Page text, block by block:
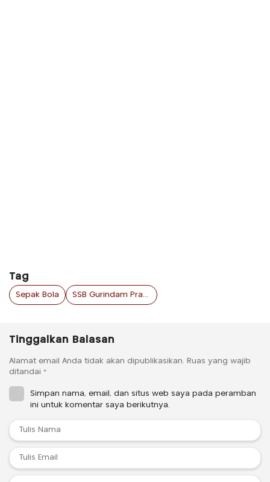
Tag
Sepak Bola SSB Gurindam Pratama
Tinggalkan Balasan
Alamat email Anda tidak akan dipublikasikan. Ruas yang wajib
ditandai *
Simpan nama, email, dan situs web saya pada peramban
ini untuk komentar saya berikutnya.